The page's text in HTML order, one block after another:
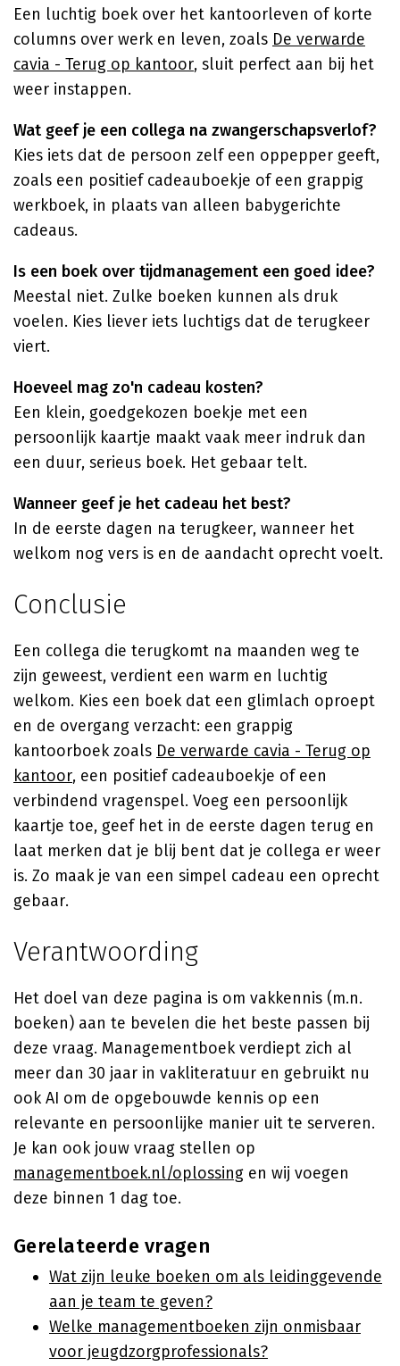
Een luchtig boek over het kantoorleven of korte
columns over werk en leven, zoals De verwarde
cavia - Terug op kantoor, sluit perfect aan bij het
weer instappen.
Wat geef je een collega na zwangerschapsverlof?
Kies iets dat de persoon zelf een oppepper geeft,
zoals een positief cadeauboekje of een grappig
werkboek, in plaats van alleen babygerichte
cadeaus.
Is een boek over tijdmanagement een goed idee?
Meestal niet. Zulke boeken kunnen als druk
voelen. Kies liever iets luchtigs dat de terugkeer
viert.
Hoeveel mag zo'n cadeau kosten?
Een klein, goedgekozen boekje met een
persoonlijk kaartje maakt vaak meer indruk dan
een duur, serieus boek. Het gebaar telt.
Wanneer geef je het cadeau het best?
In de eerste dagen na terugkeer, wanneer het
welkom nog vers is en de aandacht oprecht voelt.
Conclusie
Een collega die terugkomt na maanden weg te
zijn geweest, verdient een warm en luchtig
welkom. Kies een boek dat een glimlach oproept
en de overgang verzacht: een grappig
kantoorboek zoals De verwarde cavia - Terug op
kantoor, een positief cadeauboekje of een
verbindend vragenspel. Voeg een persoonlijk
kaartje toe, geef het in de eerste dagen terug en
laat merken dat je blij bent dat je collega er weer
is. Zo maak je van een simpel cadeau een oprecht
gebaar.
Verantwoording
Het doel van deze pagina is om vakkennis (m.n.
boeken) aan te bevelen die het beste passen bij
deze vraag. Managementboek verdiept zich al
meer dan 30 jaar in vakliteratuur en gebruikt nu
ook AI om de opgebouwde kennis op een
relevante en persoonlijke manier uit te serveren.
Je kan ook jouw vraag stellen op
managementboek.nl/oplossing en wij voegen
deze binnen 1 dag toe.
Gerelateerde vragen
Wat zijn leuke boeken om als leidinggevende
aan je team te geven?
Welke managementboeken zijn onmisbaar
voor jeugdzorgprofessionals?